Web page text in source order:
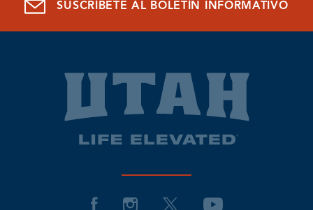
SUSCRÍBETE AL BOLETÍN INFORMATIVO